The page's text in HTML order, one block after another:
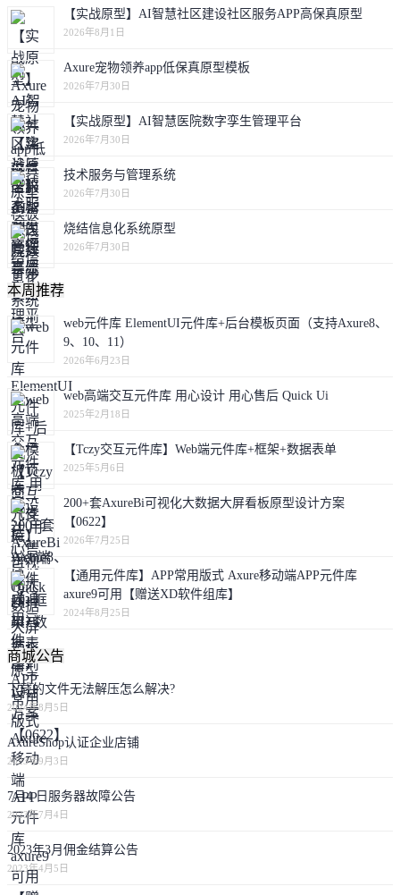
【实战原型】AI智慧社区建设社区服务APP高保真原型
2026年8月1日
Axure宠物领养app低保真原型模板
2026年7月30日
【实战原型】AI智慧医院数字孪生管理平台
2026年7月30日
技术服务与管理系统
2026年7月30日
烧结信息化系统原型
2026年7月30日
本周推荐
web元件库 ElementUI元件库+后台模板页面（支持Axure8、
9、10、11）
2026年6月23日
web高端交互元件库 用心设计 用心售后 Quick Ui
2025年2月18日
【Tczy交互元件库】Web端元件库+框架+数据表单
2025年5月6日
200+套AxureBi可视化大数据大屏看板原型设计方案
【0622】
2026年7月25日
【通用元件库】APP常用版式 Axure移动端APP元件库
axure9可用【赠送XD软件组库】
2024年8月25日
商城公告
下载的文件无法解压怎么解决?
2024年8月5日
AxureShop认证企业店铺
2023年9月3日
7月4 日服务器故障公告
2023年7月4日
2023年3月佣金结算公告
2023年4月5日